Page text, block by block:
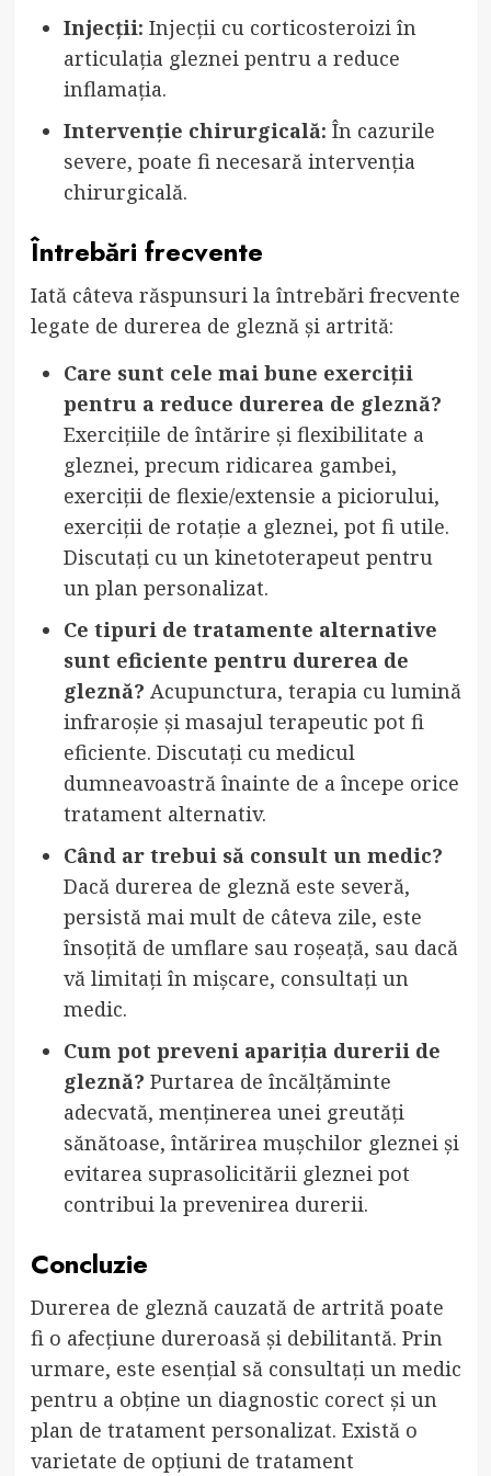
Injecții: Injecții cu corticosteroizi în
articulația gleznei pentru a reduce
inflamația.
Intervenție chirurgicală: În cazurile
severe, poate fi necesară intervenția
chirurgicală.
Întrebări frecvente
Iată câteva răspunsuri la întrebări frecvente
legate de durerea de gleznă și artrită:
Care sunt cele mai bune exerciții
pentru a reduce durerea de gleznă?
Exercițiile de întărire și flexibilitate a
gleznei, precum ridicarea gambei,
exerciții de flexie/extensie a piciorului,
exerciții de rotație a gleznei, pot fi utile.
Discutați cu un kinetoterapeut pentru
un plan personalizat.
Ce tipuri de tratamente alternative
sunt eficiente pentru durerea de
gleznă? Acupunctura, terapia cu lumină
infraroșie și masajul terapeutic pot fi
eficiente. Discutați cu medicul
dumneavoastră înainte de a începe orice
tratament alternativ.
Când ar trebui să consult un medic?
Dacă durerea de gleznă este severă,
persistă mai mult de câteva zile, este
însoțită de umflare sau roșeață, sau dacă
vă limitați în mișcare, consultați un
medic.
Cum pot preveni apariția durerii de
gleznă? Purtarea de încălțăminte
adecvată, menținerea unei greutăți
sănătoase, întărirea mușchilor gleznei și
evitarea suprasolicitării gleznei pot
contribui la prevenirea durerii.
Concluzie
Durerea de gleznă cauzată de artrită poate
fi o afecțiune dureroasă și debilitantă. Prin
urmare, este esențial să consultați un medic
pentru a obține un diagnostic corect și un
plan de tratament personalizat. Există o
varietate de opțiuni de tratament